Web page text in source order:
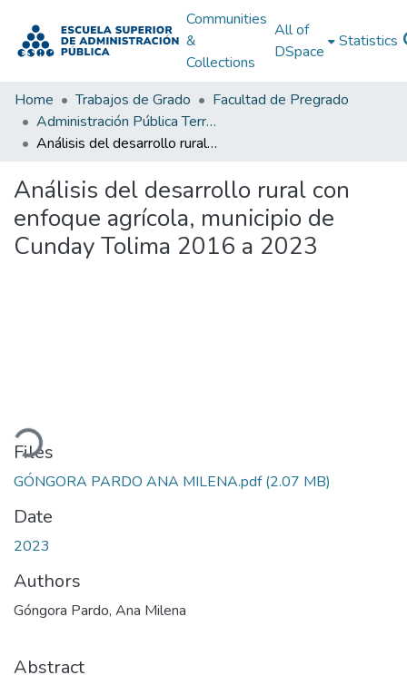
Communities
&
Collections
All of
DSpace
Statistics
Home Trabajos de Grado
Facultad de Pregrado
Administración Pública Territorial (APT)
Análisis del desarrollo rural con enfoque agrícola, municipio de Cunday Tolima 2016 a 2023
Análisis del desarrollo rural con
enfoque agrícola, municipio de
Cunday Tolima 2016 a 2023
Files
GÓNGORA PARDO ANA MILENA.pdf(2.07 MB)
Date
2023
Authors
Góngora Pardo, Ana Milena
Abstract